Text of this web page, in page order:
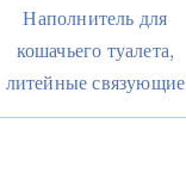
Наполнитель для
кошачьего туалета,
литейные связующие